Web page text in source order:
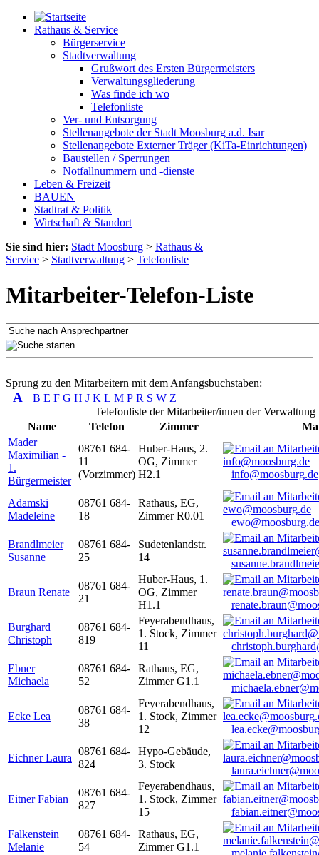
Rathaus & Service
Bürgerservice
Stadtverwaltung
Grußwort des Ersten Bürgermeisters
Verwaltungsgliederung
Was finde ich wo
Telefonliste
Ver- und Entsorgung
Stellenangebote der Stadt Moosburg a.d. Isar
Stellenangebote Externer Träger (KiTa-Einrichtungen)
Baustellen / Sperrungen
Notfallnummern und -dienste
Leben & Freizeit
BAUEN
Stadtrat & Politik
Wirtschaft & Standort
Sie sind hier: Stadt Moosburg > Rathaus &
Service > Stadtverwaltung > Telefonliste
Mitarbeiter-Telefon-Liste
Sprung zu den Mitarbeitern mit dem Anfangsbuchstaben:
A B E F G H J K L M P R S W Z
Telefonliste der Mitarbeiter/innen der Verwaltung
Name
Telefon Zimmer
Mader
Maximilian -
1.
Bürgermeister
08761 684-
11
(Vorzimmer)
Huber-Haus, 2.
OG, Zimmer
H2.1
info@moosburg.de
Adamski
Madeleine
08761 684-
18
Rathaus, EG,
Zimmer R0.01
ewo@moosburg.de
Brandlmeier
Susanne
08761 684-
25
Sudetenlandstr.
14
Braun Renate
08761 684-
21
Huber-Haus, 1.
OG, Zimmer
H1.1
Burghard
Christoph
08761 684-
819
Feyerabendhaus,
1. Stock, Zimmer
11
Ebner
Michaela
08761 684-
52
Rathaus, EG,
Zimmer G1.1
Ecke Lea
08761 684-
38
Feyerabendhaus,
1. Stock, Zimmer
12
Eichner Laura
08761 684-
824
Hypo-Gebäude,
3. Stock
Eitner Fabian
08761 684-
827
Feyerabendhaus,
1. Stock, Zimmer
15
Falkenstein
Melanie
08761 684-
54
Rathaus, EG,
Zimmer G1.1